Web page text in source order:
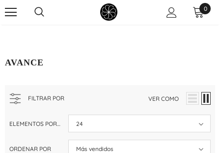
0
AVANCE
FILTRAR POR VER COMO
ELEMENTOS POR PÁGINA 24
ORDENAR POR Más vendidos